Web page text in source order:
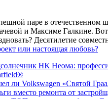
паре в отечественном
и Максиме Галкине.
Десятилетие
или настоящая любовь?
НК Неома:
ли Volkswagen «Святой
вместо ремонта от